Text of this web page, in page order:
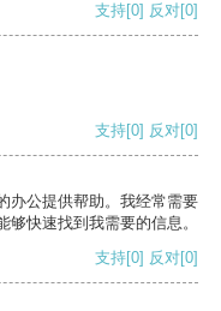
支持[0] 反对[0]
支持[0] 反对[0]
办公提供帮助。我经常需要
快速找到我需要的信息。
支持[0] 反对[0]